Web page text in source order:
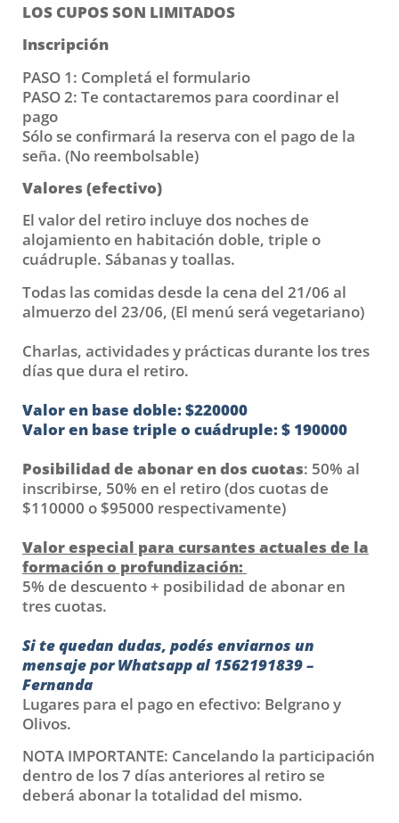
LOS CUPOS SON LIMITADOS
Inscripción
PASO 1: Completá el formulario
PASO 2: Te contactaremos para coordinar el
pago
Sólo se confirmará la reserva con el pago de la
seña. (No reembolsable)
Valores (efectivo)
El valor del retiro incluye dos noches de
alojamiento en habitación doble, triple o
cuádruple. Sábanas y toallas.
Todas las comidas desde la cena del 21/06 al
almuerzo del 23/06, (El menú será vegetariano)
Charlas, actividades y prácticas durante los tres
días que dura el retiro.
Valor en base doble: $220000
Valor en base triple o cuádruple: $ 190000
Posibilidad de abonar en dos cuotas: 50% al
inscribirse, 50% en el retiro (dos cuotas de
$110000 o $95000 respectivamente)
Valor especial para cursantes actuales de la
formación o profundización:
5% de descuento + posibilidad de abonar en
tres cuotas.
Si te quedan dudas, podés enviarnos un
mensaje por Whatsapp al 1562191839 –
Fernanda
Lugares para el pago en efectivo: Belgrano y
Olivos.
NOTA IMPORTANTE: Cancelando la participación
dentro de los 7 días anteriores al retiro se
deberá abonar la totalidad del mismo.